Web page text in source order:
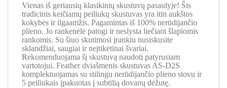
Vienas iš geriausių klasikinių skustuvų pasaulyje! Šis
tradicinis keičiamų peiliukų skustuvas yra itin aukštos
kokybės ir ilgaamžis. Pagamintas iš 100% nerūdijančio
plieno. Jo rankenėlė patogi ir neslysta liečiant šlapiomis
rankomis. Su šiuo skutimosi įrankiu nusiskusite
sklandžiai, saugiai ir neįtikėtinai švariai.
Rekomenduojama šį skustuvą naudoti patyrusiam
vartotojui. Feather dviašmenis skustuvas AS-D2S
komplektuojamas su stilingu nerūdijančio plieno stovu ir
5 peiliukais įpakuotas į subtilią dovanų dėžutę.